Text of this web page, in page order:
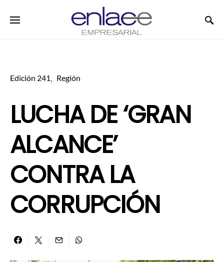
Edición 241 Región
LUCHA DE ‘GRAN
ALCANCE’
CONTRA LA
CORRUPCIÓN